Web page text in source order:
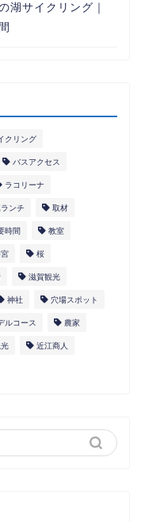
湖サイクリング｜
クリング
バスアクセス
ラコリーナ
ランチ 取材
時間 教室
桜
滋賀観光
神社 穴場スポット
ルコース 農家
近江商人